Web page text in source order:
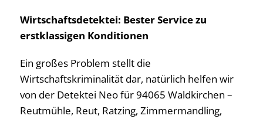
Wirtschaftsdetektei: Bester Service zu
erstklassigen Konditionen
Ein großes Problem stellt die
Wirtschaftskriminalität dar, natürlich helfen wir
von der Detektei Neo für 94065 Waldkirchen –
Reutmühle, Reut, Ratzing, Zimmermandling,